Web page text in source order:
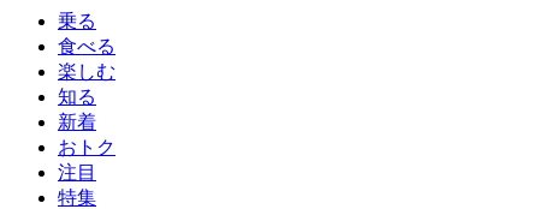
乗る
食べる
楽しむ
知る
新着
おトク
注目
特集